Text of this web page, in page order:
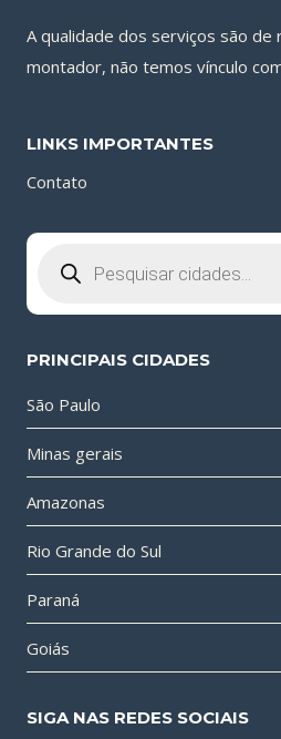
A qualidade dos serviços são de
montador, não temos vínculo
LINKS IMPORTANTES
Contato
produtos
PRINCIPAIS CIDADES
São Paulo
Minas gerais
Amazonas
Rio Grande do Sul
Paraná
Goiás
SIGA NAS REDES SOCIAIS